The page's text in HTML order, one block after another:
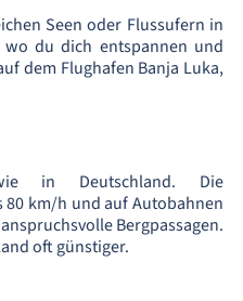
Seen oder Flussufern in
wo du dich entspannen und
dem Flughafen Banja Luka,
in Deutschland. Die
km/h und auf Autobahnen
Bergpassagen.
oft günstiger.